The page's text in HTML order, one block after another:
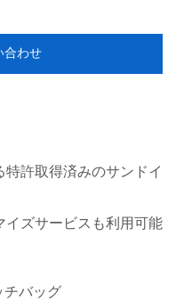
合わせ
許取得済みのサンドイ
イズサービスも利用可能
チバッグ